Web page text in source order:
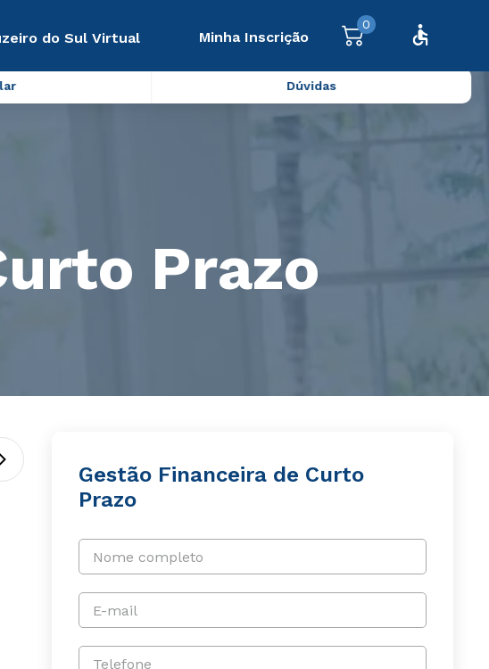
do Sul Virtual Minha Inscrição
0
Dúvidas
Prazo
Gestão Financeira de Curto
Prazo
Nome completo
E-mail
Telefone